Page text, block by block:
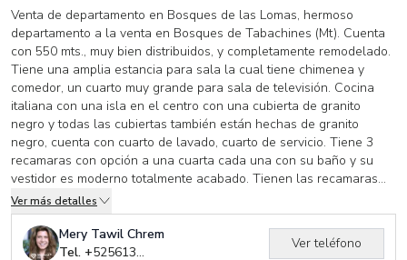
Venta de departamento en Bosques de las Lomas, hermoso
departamento a la venta en Bosques de Tabachines (Mt). Cuenta
con 550 mts., muy bien distribuidos, y completamente remodelado.
Tiene una amplia estancia para sala la cual tiene chimenea y
comedor, un cuarto muy grande para sala de televisión. Cocina
italiana con una isla en el centro con una cubierta de granito
negro y todas las cubiertas también están hechas de granito
negro, cuenta con cuarto de lavado, cuarto de servicio. Tiene 3
recamaras con opción a una cuarta cada una con su baño y su
vestidor es moderno totalmente acabado. Tienen las recamaras
ventanales con bonita vista las cuales se pueden abrir para la
entrada de aire, esta iluminado creando un ambiente acogedor. En
el cuarto principal tiene un amplio vestidor y baño con vapor y
aparatos de gimnasio, todo da a la naturaleza. Vigilancia las 24
Ver más detalles
Mery Tawil Chrem
Tel. +525613012779
Ver teléfono